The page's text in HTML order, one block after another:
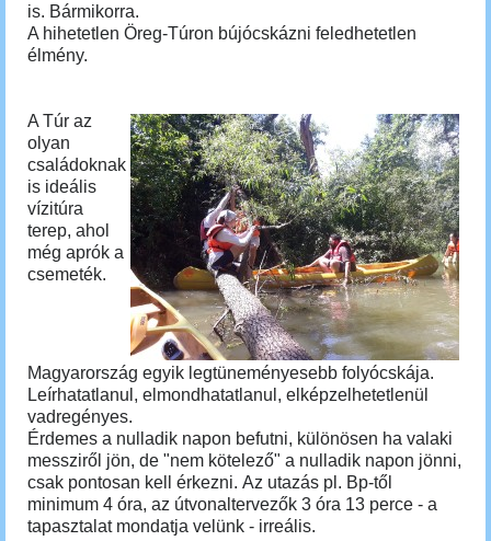
is. Bármikorra.
A hihetetlen Öreg-Túron bújócskázni feledhetetlen
élmény.
A Túr az
olyan
családoknak
is ideális
vízitúra
terep, ahol
még aprók a
csemeték.
Magyarország egyik legtüneményesebb folyócskája.
Leírhatatlanul, elmondhatatlanul, elképzelhetetlenül
vadregényes.
Érdemes a nulladik napon befutni, különösen ha valaki
messziről jön, de "nem kötelező" a nulladik napon jönni,
csak pontosan kell érkezni. Az utazás pl. Bp-től
minimum 4 óra, az útvonaltervezők 3 óra 13 perce - a
tapasztalat mondatja velünk - irreális.